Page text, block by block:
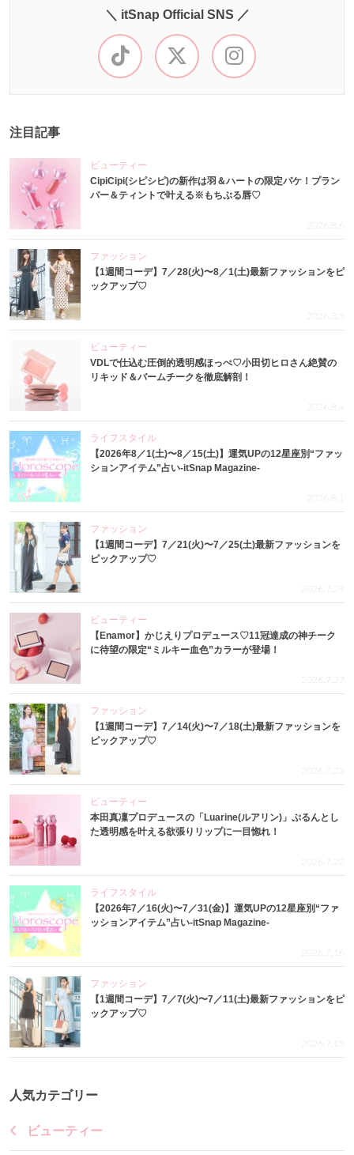
＼ itSnap Official SNS ／
注目記事
ビューティー
CipiCipi(シピシピ)の新作は羽＆ハートの限定パケ！プラン
パー＆ティントで叶える※もちぷる唇♡
2026.8.6
ファッション
【1週間コーデ】7／28(火)〜8／1(土)最新ファッションをピ
ックアップ♡
2026.8.5
ビューティー
VDLで仕込む圧倒的透明感ほっぺ♡小田切ヒロさん絶賛の
リキッド＆バームチークを徹底解剖！
2026.8.4
ライフスタイル
【2026年8／1(土)〜8／15(土)】運気UPの12星座別“ファッ
ションアイテム”占い-itSnap Magazine-
2026.8.1
ファッション
【1週間コーデ】7／21(火)〜7／25(土)最新ファッションを
ピックアップ♡
2026.7.29
ビューティー
【Enamor】かじえりプロデュース♡11冠達成の神チーク
に待望の限定“ミルキー血色”カラーが登場！
2026.7.27
ファッション
【1週間コーデ】7／14(火)〜7／18(土)最新ファッションを
ピックアップ♡
2026.7.23
ビューティー
本田真凜プロデュースの「Luarine(ルアリン)」ぷるんとし
た透明感を叶える欲張りリップに一目惚れ！
2026.7.22
ライフスタイル
【2026年7／16(火)〜7／31(金)】運気UPの12星座別“ファ
ッションアイテム”占い-itSnap Magazine-
2026.7.16
ファッション
【1週間コーデ】7／7(火)〜7／11(土)最新ファッションをピ
ックアップ♡
2026.7.15
人気カテゴリー
ビューティー